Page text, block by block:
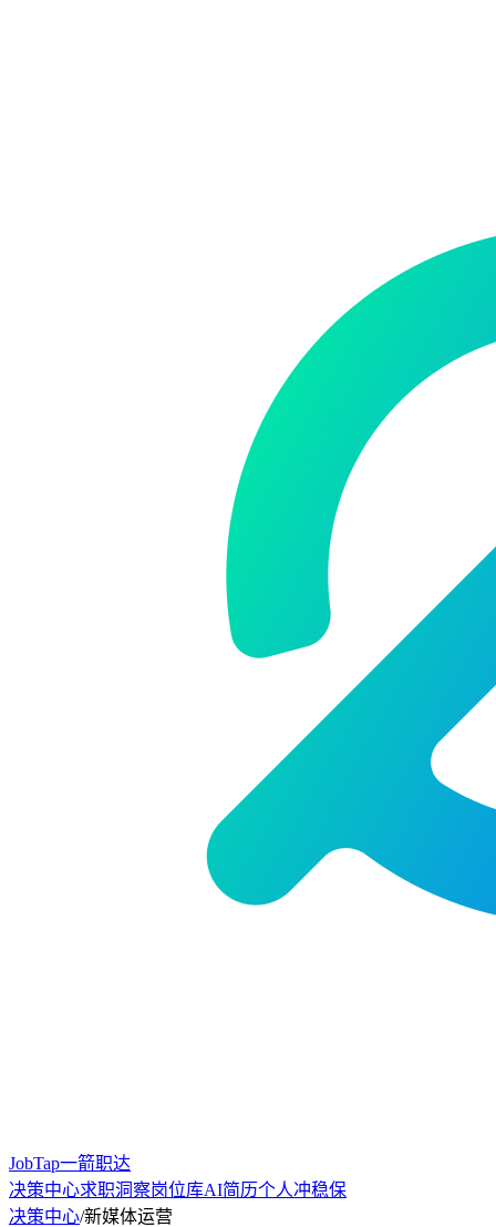
JobTap一箭职达
决策中心求职洞察岗位库AI简历个人冲稳保
决策中心/新媒体运营